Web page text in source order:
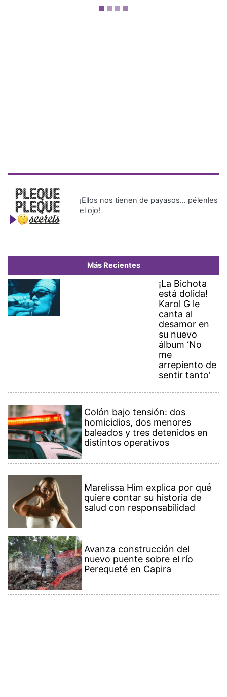
¡Ellos nos tienen de payasos… pélenles
el ojo!
Más Recientes
¡La Bichota
está dolida!
Karol G le
canta al
desamor en
su nuevo
álbum ‘No
me
arrepiento de
sentir tanto’
Colón bajo tensión: dos
homicidios, dos menores
baleados y tres detenidos en
distintos operativos
Marelissa Him explica por qué
quiere contar su historia de
salud con responsabilidad
Avanza construcción del
nuevo puente sobre el río
Perequeté en Capira